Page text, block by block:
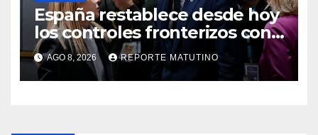
España restablece desde hoy
los controles fronterizos con
Italia tras el rechazo de Roma
a retirar las restricciones
AGO 8, 2026 REPORTE MATUTINO